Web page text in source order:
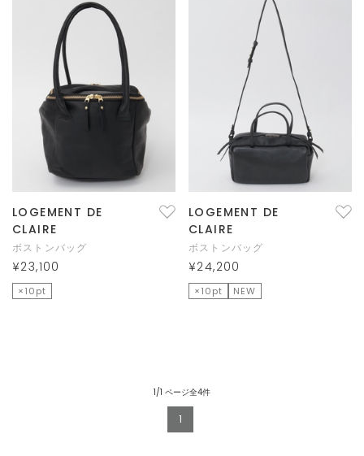
LOGEMENT DE
CLAIRE
ボストンバッグ
¥23,100
×10pt
LOGEMENT DE
CLAIRE
ボストンバッグ
¥24,200
×10pt NEW
1/1 ページ全4件
1